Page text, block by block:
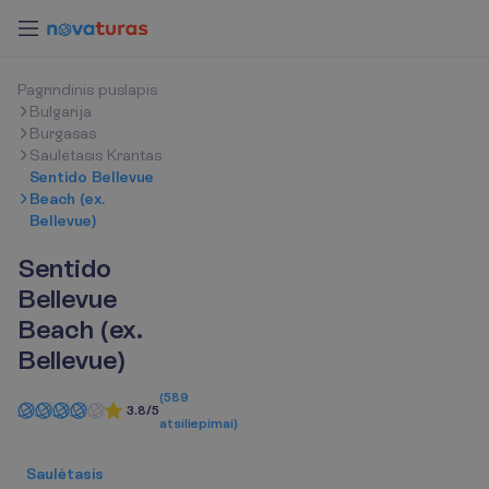
Pagrindinis puslapis
Bulgarija
Burgasas
Saulėtasis Krantas
Sentido Bellevue
Beach (ex.
Bellevue)
Sentido
Bellevue
Beach (ex.
Bellevue)
3.8/5
(589
atsiliepimai)
Saulėtasis